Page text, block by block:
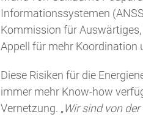
Informationssystemen
Kommission für
Appell für mehr Koordination
Diese Risiken für die
immer mehr Know-how
Vernetzung. „Wir sind von